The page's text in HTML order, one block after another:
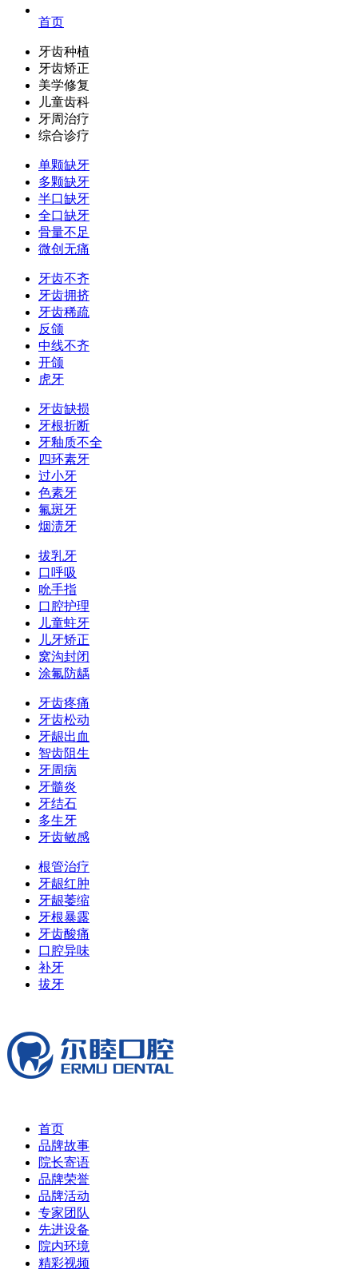
首页
牙齿种植
牙齿矫正
美学修复
儿童齿科
牙周治疗
综合诊疗
单颗缺牙
多颗缺牙
半口缺牙
全口缺牙
骨量不足
微创无痛
牙齿不齐
牙齿拥挤
牙齿稀疏
反颌
中线不齐
开颌
虎牙
牙齿缺损
牙根折断
牙釉质不全
四环素牙
过小牙
色素牙
氟斑牙
烟渍牙
拔乳牙
口呼吸
吮手指
口腔护理
儿童蛀牙
儿牙矫正
窝沟封闭
涂氟防龋
牙齿疼痛
牙齿松动
牙龈出血
智齿阻生
牙周病
牙髓炎
牙结石
多生牙
牙齿敏感
根管治疗
牙龈红肿
牙龈萎缩
牙根暴露
牙齿酸痛
口腔异味
补牙
拔牙
首页
品牌故事
院长寄语
品牌荣誉
品牌活动
专家团队
先进设备
院内环境
精彩视频